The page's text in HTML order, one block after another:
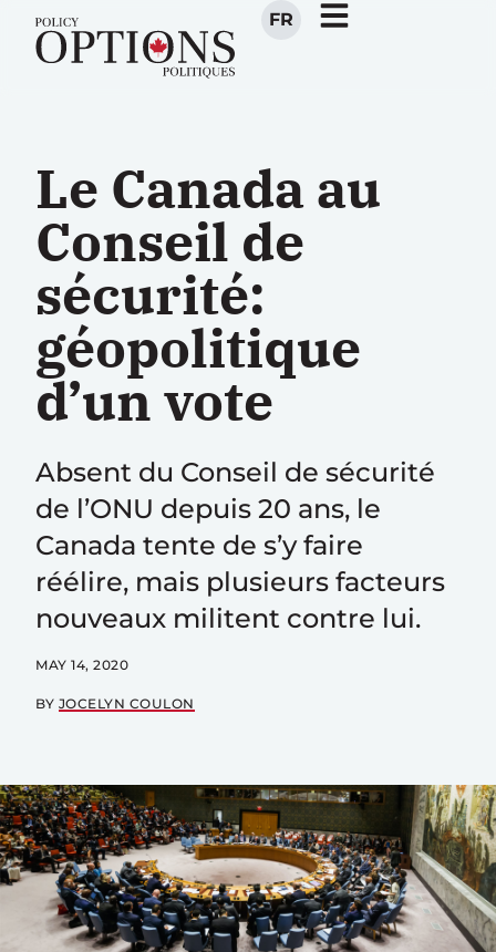
FR
Le Canada au
Conseil de
sécurité:
géopolitique
d’un vote
Absent du Conseil de sécurité
de l’ONU depuis 20 ans, le
Canada tente de s’y faire
réélire, mais plusieurs facteurs
nouveaux militent contre lui.
MAY 14, 2020
BY JOCELYN COULON